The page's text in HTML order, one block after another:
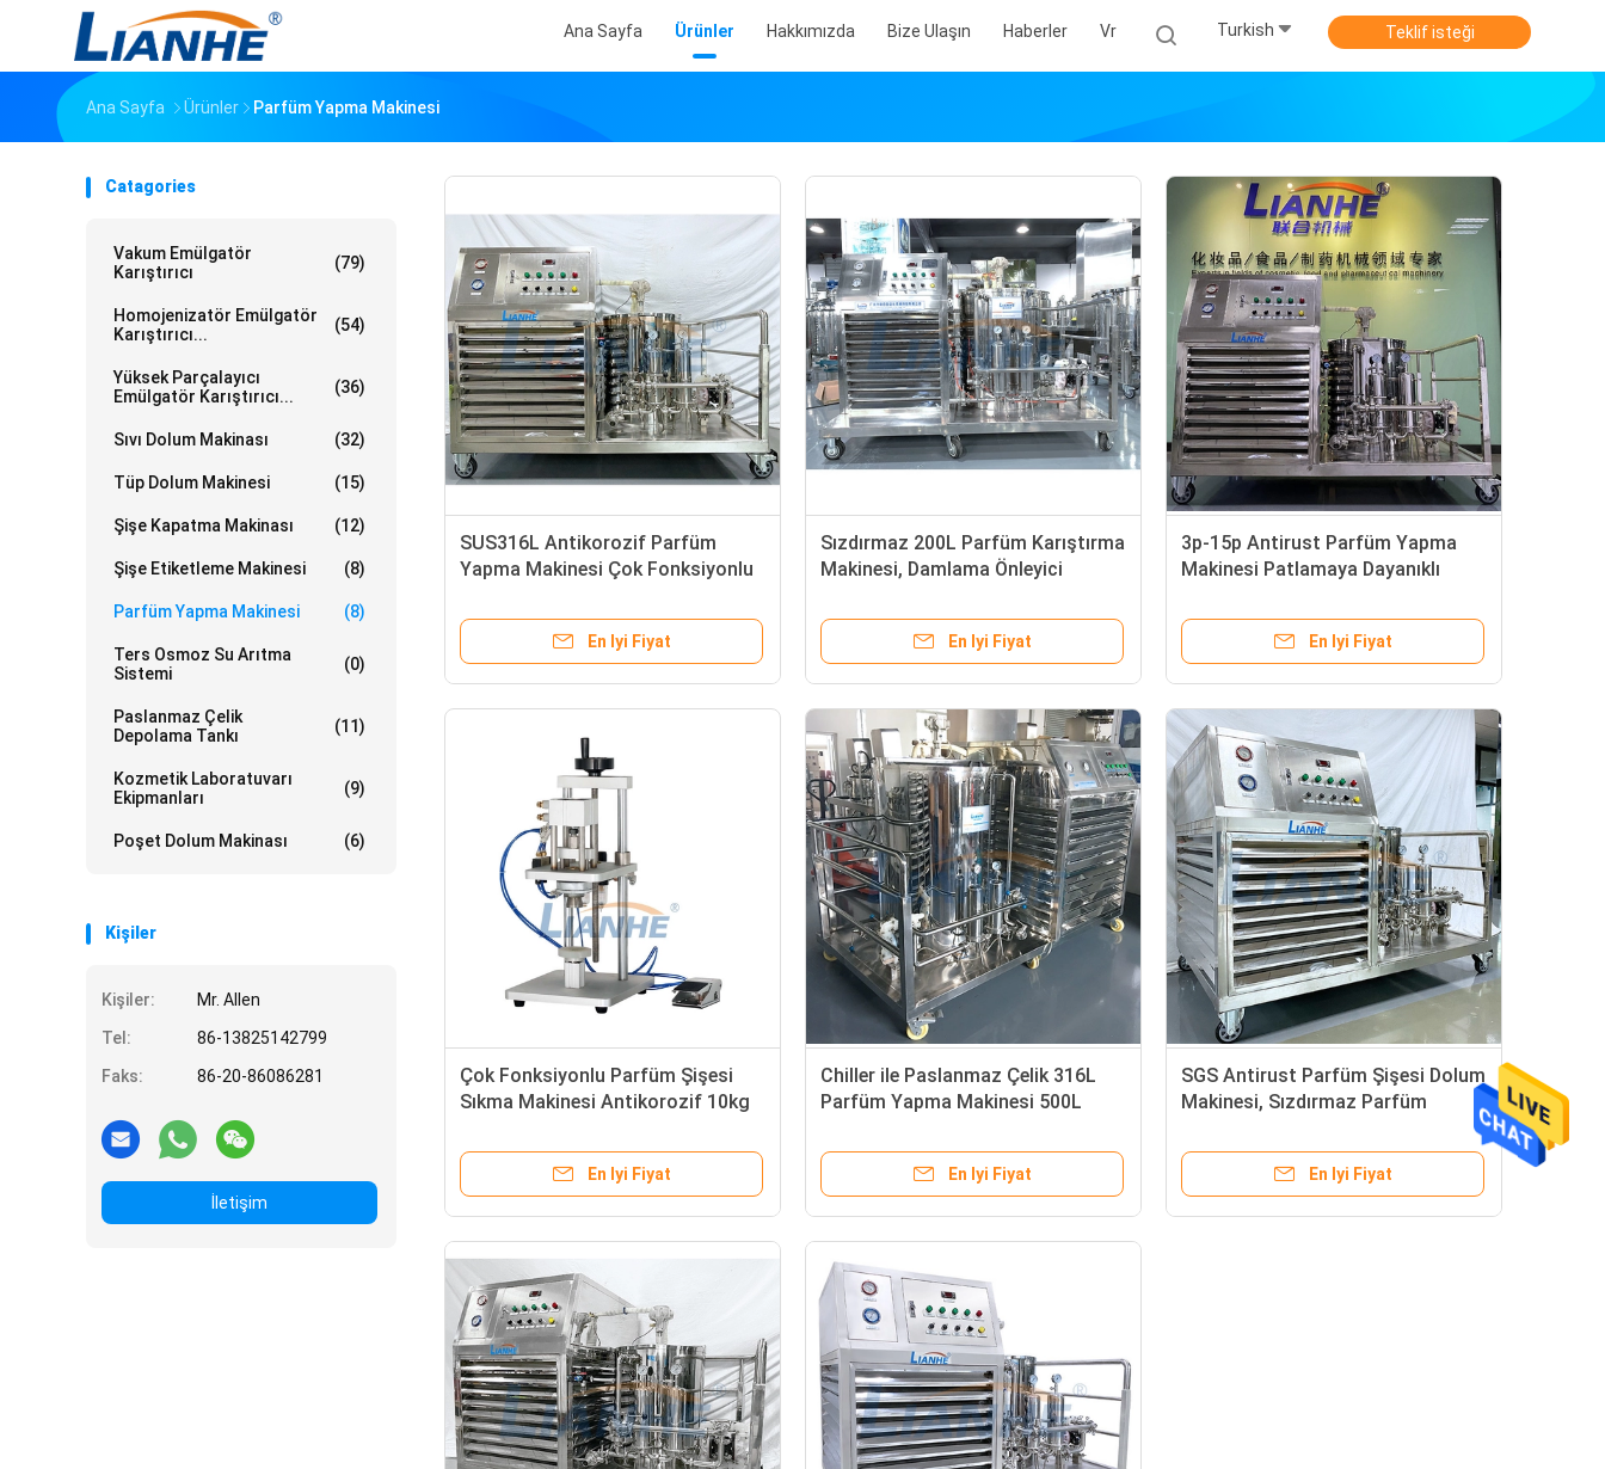
Ana Sayfa Ürünler Hakkımızda Bize Ulaşın Haberler Vr Turkish Teklif isteği
Ana Sayfa Ürünler Parfüm Yapma Makinesi
Catagories
Vakum Emülgatör
Karıştırıcı
(79)
Homojenizatör Emülgatör
Karıştırıcı...
(54)
Yüksek Parçalayıcı
Emülgatör Karıştırıcı...
(36)
Sıvı Dolum Makinası (32)
Tüp Dolum Makinesi (15)
Şişe Kapatma Makinası (12)
Şişe Etiketleme Makinesi (8)
Parfüm Yapma Makinesi (8)
Ters Osmoz Su Arıtma
Sistemi
(0)
Paslanmaz Çelik
Depolama Tankı
(11)
Kozmetik Laboratuvarı
Ekipmanları
(9)
Poşet Dolum Makinası (6)
Kişiler
Kişiler:
Mr. Allen
Tel:
86-13825142799
Faks:
86-20-86086281
İletişim
SUS316L Antikorozif Parfüm
Yapma Makinesi Çok Fonksiyonlu
En Iyi Fiyat
Sızdırmaz 200L Parfüm Karıştırma
Makinesi, Damlama Önleyici
En Iyi Fiyat
3p-15p Antirust Parfüm Yapma
Makinesi Patlamaya Dayanıklı
En Iyi Fiyat
Çok Fonksiyonlu Parfüm Şişesi
Sıkma Makinesi Antikorozif 10kg
En Iyi Fiyat
Chiller ile Paslanmaz Çelik 316L
Parfüm Yapma Makinesi 500L
En Iyi Fiyat
SGS Antirust Parfüm Şişesi Dolum
Makinesi, Sızdırmaz Parfüm
En Iyi Fiyat